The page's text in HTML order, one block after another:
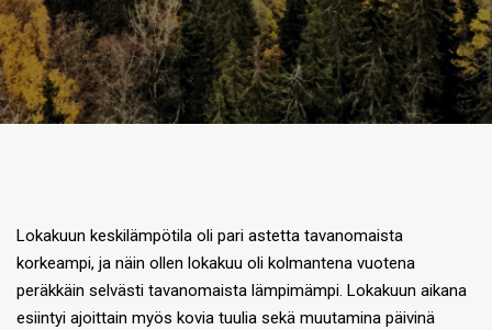
Lokakuun keskilämpötila oli pari astetta tavanomaista
korkeampi, ja näin ollen lokakuu oli kolmantena vuotena
peräkkäin selvästi tavanomaista lämpimämpi. Lokakuun aikana
esiintyi ajoittain myös kovia tuulia sekä muutamina päivinä